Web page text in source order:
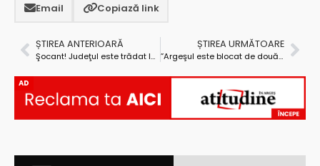
Email Copiază link
ȘTIREA ANTERIOARĂ
Şocant! Judeţul este trădat la nivel înalt din interese obscure!
ȘTIREA URMĂTOARE
”Argeşul este blocat de douăzeci de ani cu o administraţie învechită, îmbătrânită”
AD